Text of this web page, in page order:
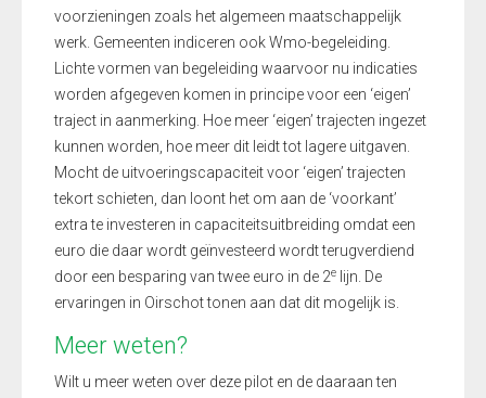
voorzieningen zoals het algemeen maatschappelijk
werk. Gemeenten indiceren ook Wmo-begeleiding.
Lichte vormen van begeleiding waarvoor nu indicaties
worden afgegeven komen in principe voor een ‘eigen’
traject in aanmerking. Hoe meer ‘eigen’ trajecten ingezet
kunnen worden, hoe meer dit leidt tot lagere uitgaven.
Mocht de uitvoeringscapaciteit voor ‘eigen’ trajecten
tekort schieten, dan loont het om aan de ‘voorkant’
extra te investeren in capaciteitsuitbreiding omdat een
euro die daar wordt geïnvesteerd wordt terugverdiend
door een besparing van twee euro in de 2e lijn. De
ervaringen in Oirschot tonen aan dat dit mogelijk is.
Meer weten?
Wilt u meer weten over deze pilot en de daaraan ten